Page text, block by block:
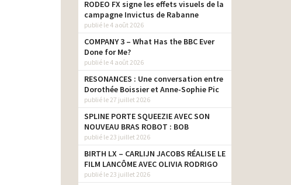
RODEO FX signe les effets visuels de la
campagne Invictus de Rabanne
publié le 4 août 2026
COMPANY 3 – What Has the BBC Ever
Done for Me?
publié le 4 août 2026
RESONANCES : Une conversation entre
Dorothée Boissier et Anne-Sophie Pic
publié le 27 juillet 2026
SPLINE PORTE SQUEEZIE AVEC SON
NOUVEAU BRAS ROBOT : BOB
publié le 23 juillet 2026
BIRTH LX – CARLIJN JACOBS RÉALISE LE
FILM LANCÔME AVEC OLIVIA RODRIGO
publié le 23 juillet 2026